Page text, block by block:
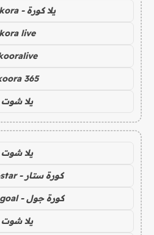
يلا كورة - yallakora
kora live
365
يلا شوت
يلا شوت
كورة ستار - koora-star
كورة جول - koora-goal
يلا شوت